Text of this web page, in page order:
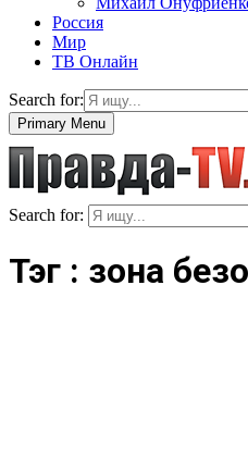
Россия
Мир
ТВ Онлайн
Search for:
Primary Menu
Search for:
Тэг : зона